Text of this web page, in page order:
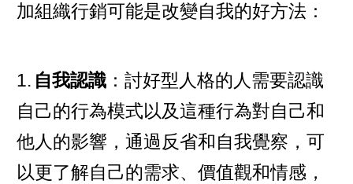
加組織行銷可能是改變自我的好方法：
1. 自我認識 ：討好型人格的人需要認識
自己的行為模式以及這種行為對自己和
他人的影響，通過反省和自我覺察，可
以更了解自己的需求、價值觀和情感，